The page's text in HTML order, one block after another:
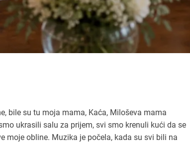
bile su tu moja mama, Kaća, Miloševa mama
ukrasili salu za prijem, svi smo krenuli kući da se
moje obline. Muzika je počela, kada su svi bili na